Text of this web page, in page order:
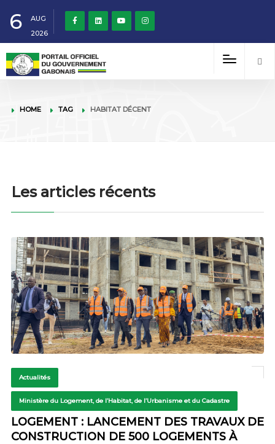
6
AUG
2026
HOME TAG HABITAT DÉCENT
Les articles récents
Actualités
Ministère du Logement, de l’Habitat, de l’Urbanisme et du Cadastre
LOGEMENT : LANCEMENT DES TRAVAUX DE
CONSTRUCTION DE 500 LOGEMENTS À